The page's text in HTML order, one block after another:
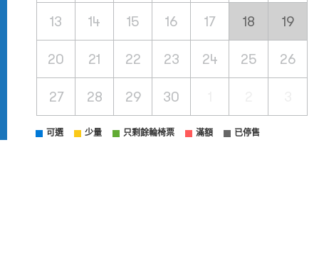
13 14 15 16 17 18 19
20 21 22 23 24 25 26
27 28 29 30
可選 少量 只剩餘輪椅票 滿額 已停售